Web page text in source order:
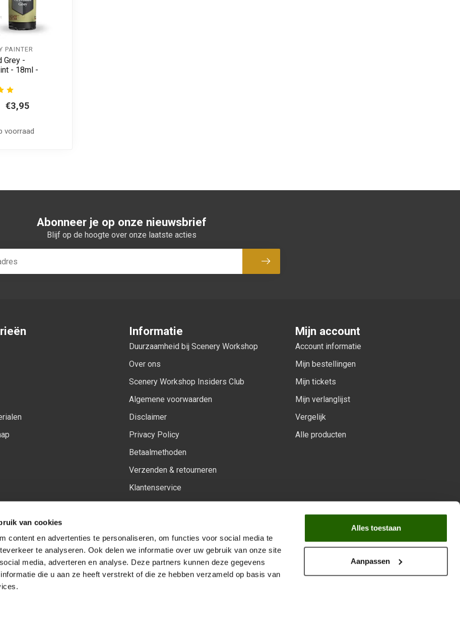
van cookies
content en advertenties te personaliseren, om functies voor social media te
te analyseren. Ook delen we informatie over uw gebruik van onze site
media, adverteren en analyse. Deze partners kunnen deze gegevens
die u aan ze heeft verstrekt of die ze hebben verzameld op basis van
Alles toestaan
Aanpassen
PAINTER
Grey -
- 18ml -
€3,95
voorraad
Abonneer je op onze nieuwsbrief
Blijf op de hoogte over onze laatste acties
Abonneer
Informatie
Duurzaamheid bij Scenery Workshop
Over ons
Scenery Workshop Insiders Club
Algemene voorwaarden
Disclaimer
Privacy Policy
Betaalmethoden
Verzenden & retourneren
Klantenservice
Mijn account
Account informatie
Mijn bestellingen
Mijn tickets
Mijn verlanglijst
Vergelijk
Alle producten
Volg ons op:
Facebook
YoutubeInstagram